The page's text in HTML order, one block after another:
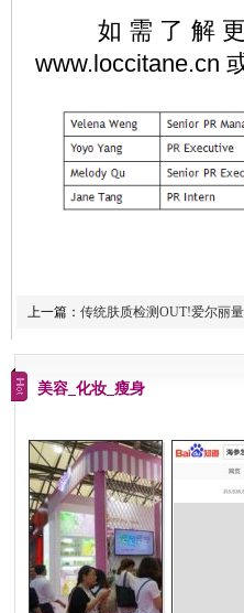
如需了解更
www.loccitane.cn
上一篇： 传统肤质检测OUT!爱尔丽
美容_化妆_瘦身